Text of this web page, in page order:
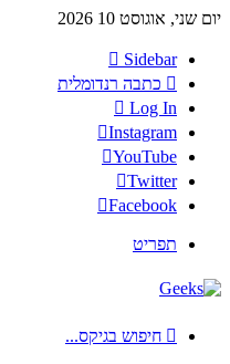
יום שני, אוגוסט 10 2026
Sidebar
כתבה רנדומלית
Log In
Instagram
YouTube
Twitter
Facebook
תפריט
חיפוש בגיקס...